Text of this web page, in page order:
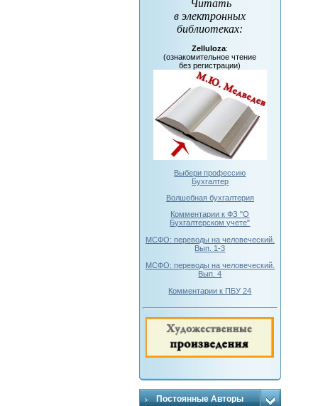
Читать
в электронных
библиотеках:
Zelluloza:
(ознакомительное чтение
без регистрации)
Выбери профессию
Бухгалтер
Волшебная бухгалтерия
Комментарии к ФЗ "О
Бухгалтерском учете"
МСФО: переводы на человеческий.
Вып. 1-3
МСФО: переводы на человеческий.
Вып. 4
Комментарии к ПБУ 24
Постоянные Авторы